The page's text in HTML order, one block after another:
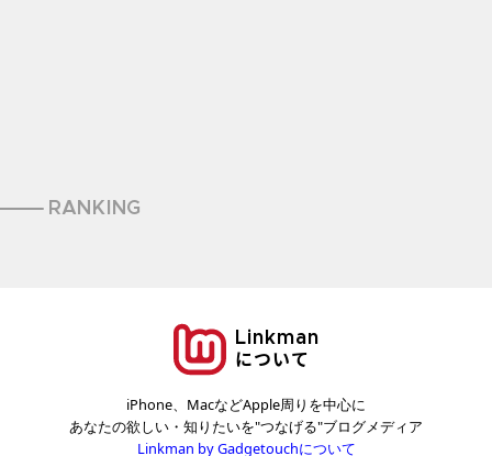
RANKING
Linkman
について
iPhone、MacなどApple周りを中心に
あなたの欲しい・知りたいを"つなげる"ブログメディア
Linkman by Gadgetouchについて